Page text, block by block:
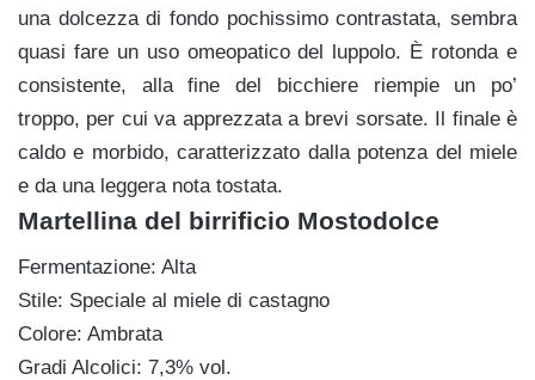
una dolcezza di fondo pochissimo contrastata, sembra
quasi fare un uso omeopatico del luppolo. È rotonda e
consistente, alla fine del bicchiere riempie un po’
troppo, per cui va apprezzata a brevi sorsate. Il finale è
caldo e morbido, caratterizzato dalla potenza del miele
e da una leggera nota tostata.
Martellina del birrificio Mostodolce
Fermentazione: Alta
Stile: Speciale al miele di castagno
Colore: Ambrata
Gradi Alcolici: 7,3% vol.